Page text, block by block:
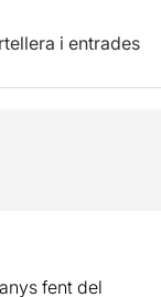
i entrades
fent del